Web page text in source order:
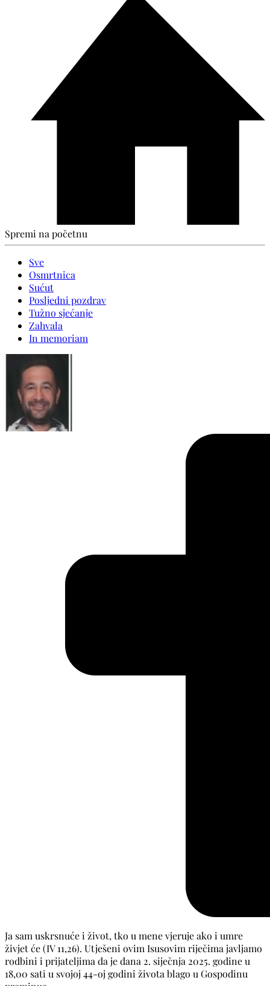
Spremi na početnu
Sve
Osmrtnica
Sućut
Posljedni pozdrav
Tužno sjećanje
Zahvala
In memoriam
Ja sam uskrsnuće i život, tko u mene vjeruje ako i umre
živjet će (IV 11,26). Utješeni ovim Isusovim riječima javljamo
rodbini i prijateljima da je dana 2. siječnja 2025. godine u
18,00 sati u svojoj 44-oj godini života blago u Gospodinu